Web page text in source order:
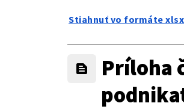
Stiahnuť vo formáte xlsx
Príloha